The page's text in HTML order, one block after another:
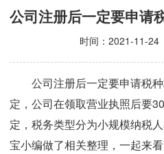
公司注册后一定要申请
时间： 2021-11-24
公司注册后一定要申请税种
定，公司在领取营业执照后要
定，税务类型分为小规模纳税
宝小编做了相关整理，一起来看